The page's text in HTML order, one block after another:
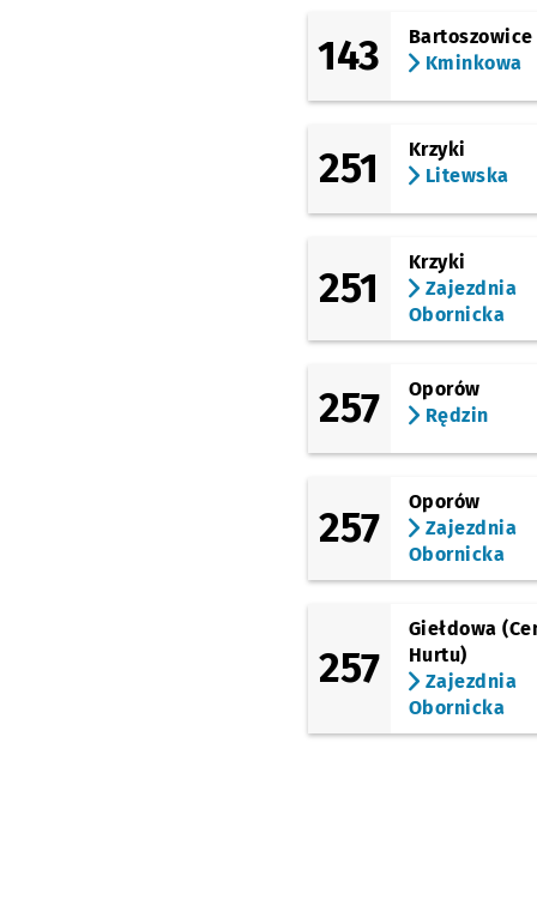
Most Milenijny
Osobowicka
Osobowicka
(Cmentarz II) NŻ
Łużycka
Bezpieczna
Bałtycka (Szkoła)
Bałtycka
Mochnackiego
Gąsiorowskiego NŻ
Jutrosińska
143
Bartoszowice
Kminkowa
251
Krzyki
Litewska
251
Krzyki
Zajezdnia
Obornicka
257
Oporów
Rędzin
257
Oporów
Zajezdnia
Obornicka
257
Giełdowa
Hurtu)
Zajezdnia
Obornicka